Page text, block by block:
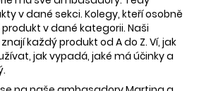
v dané sekci. Kolegy, kteří osobně
v dané kategorii. Naši
každý produkt od A do Z. Ví, jak
jak vypadá, jaké má účinky a